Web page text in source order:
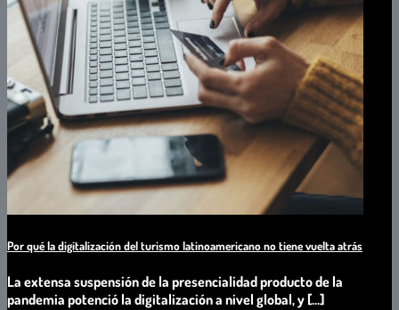
Por qué la digitalización del turismo latinoamericano no tiene vuelta atrás
La extensa suspensión de la presencialidad producto de la
pandemia potenció la digitalización a nivel global, y [...]